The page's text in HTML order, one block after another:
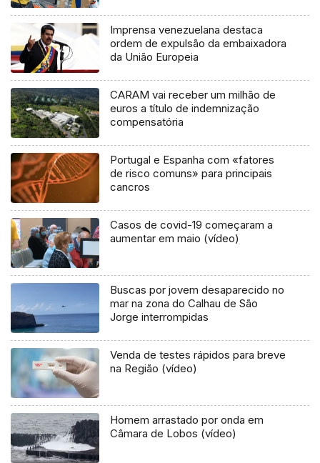
Imprensa venezuelana destaca
ordem de expulsão da embaixadora
da União Europeia
CARAM vai receber um milhão de
euros a título de indemnização
compensatória
Portugal e Espanha com «fatores
de risco comuns» para principais
cancros
Casos de covid-19 começaram a
aumentar em maio (vídeo)
Buscas por jovem desaparecido no
mar na zona do Calhau de São
Jorge interrompidas
Venda de testes rápidos para breve
na Região (vídeo)
Homem arrastado por onda em
Câmara de Lobos (vídeo)